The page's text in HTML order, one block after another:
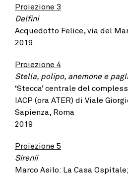
Proiezione 3
Delfini
Acquedotto Felice, via del
2019
Proiezione 4
Stella, polipo, anemone e
‘Stecca’ centrale del
IACP (ora ATER) di Viale
Sapienza, Roma
2019
Proiezione 5
Sirenii
Marco Asilo: La Casa